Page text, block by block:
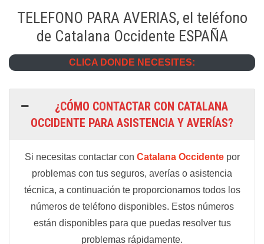
TELEFONO PARA AVERIAS, el teléfono
de Catalana Occidente ESPAÑA
CLICA DONDE NECESITES:
¿CÓMO CONTACTAR CON CATALANA
OCCIDENTE PARA ASISTENCIA Y AVERÍAS?
Si necesitas contactar con Catalana Occidentepor
problemas con tus seguros, averías o asistencia
técnica, a continuación te proporcionamos todos los
números de teléfono disponibles. Estos números
están disponibles para que puedas resolver tus
problemas rápidamente.